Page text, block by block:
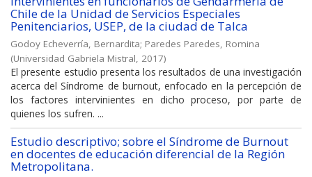
Chile de la Unidad de Servicios Especiales
Penitenciarios, USEP, de la ciudad de Talca
Godoy Echeverría, Bernardita; Paredes Paredes, Romina
(Universidad Gabriela Mistral, 2017)
El presente estudio presenta los resultados de una investigación
acerca del Síndrome de burnout, enfocado en la percepción de
los factores intervinientes en dicho proceso, por parte de
quienes los sufren. ...
Estudio descriptivo; sobre el Síndrome de Burnout
en docentes de educación diferencial de la Región
Metropolitana.